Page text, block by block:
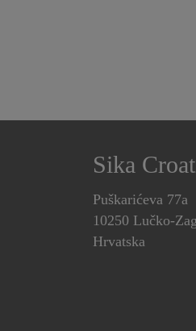
Sika
Puškarićeva 77a
10250 Lučko-
Hrvatska